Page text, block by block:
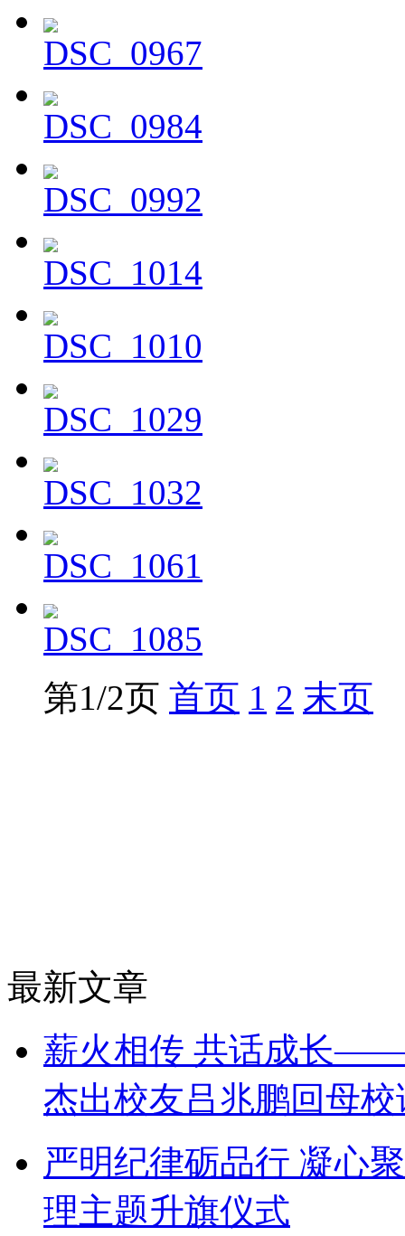
DSC_0967
DSC_0984
DSC_0992
DSC_1014
DSC_1010
DSC_1029
DSC_1032
DSC_1061
DSC_1085
第1/2页 首页 1 2 末页
最新文章
薪火相传 共话成长——
杰出校友吕兆鹏回母校
严明纪律砺品行 凝心
理主题升旗仪式